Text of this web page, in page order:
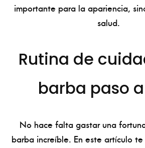
importante para la apariencia,
salud.
Rutina de
barba paso
No hace falta gastar una
barba increíble. En este artículo